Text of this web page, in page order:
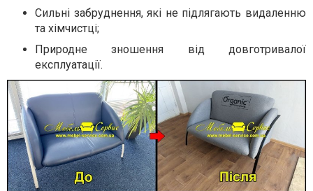
Сильні забруднення, які не підлягають видаленню
та хімчистці;
Природне зношення від довготривалої
експлуатації.